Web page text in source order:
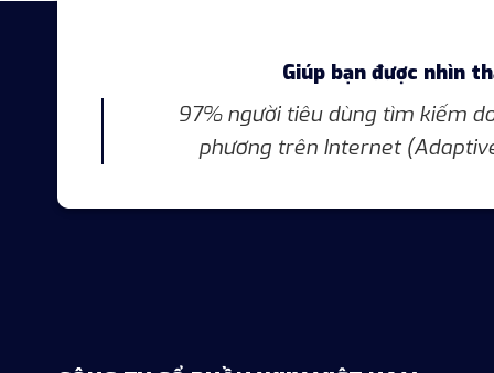
Giúp bạn được nhìn
97% người tiêu dùng tìm kiếm
phương trên Internet